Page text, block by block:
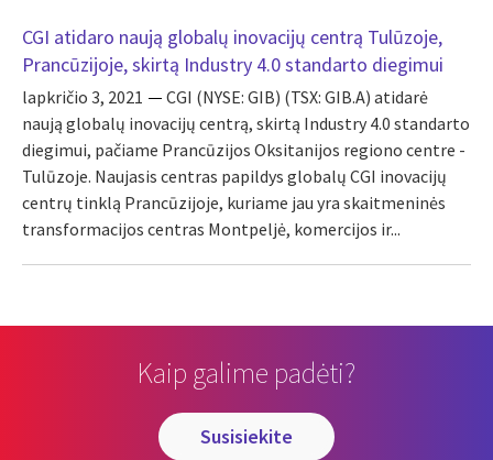
CGI atidaro naują globalų inovacijų centrą Tulūzoje,
Prancūzijoje, skirtą Industry 4.0 standarto diegimui
lapkričio 3, 2021
CGI (NYSE: GIB) (TSX: GIB.A) atidarė
naują globalų inovacijų centrą, skirtą Industry 4.0 standarto
diegimui, pačiame Prancūzijos Oksitanijos regiono centre -
Tulūzoje. Naujasis centras papildys globalų CGI inovacijų
centrų tinklą Prancūzijoje, kuriame jau yra skaitmeninės
transformacijos centras Montpeljė, komercijos ir...
Kaip galime padėti?
susisiekite